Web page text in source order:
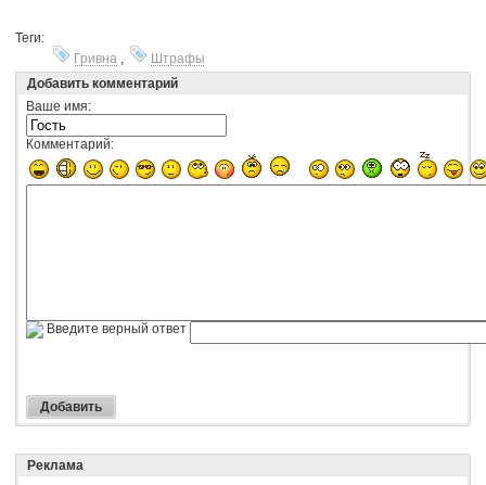
Теги:
Гривна ,
Штрафы
Добавить комментарий
Ваше имя:
Комментарий:
Введите верный ответ
Реклама